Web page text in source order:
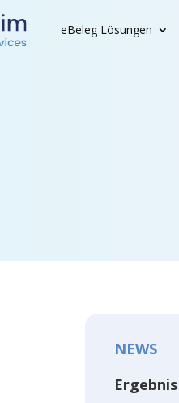
eBeleg Lösun­gen
NEWS
Ergeb­nis